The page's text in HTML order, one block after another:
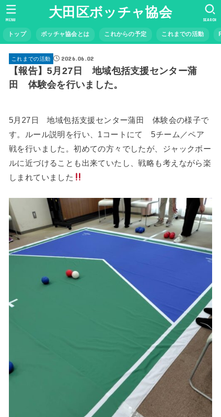
大田区ボッチャ協会
トップ ボッチャ協会とは これからの予定 これまでの活動
SEARCH
MENU
これまでの活動 2026.06.02
【報告】5月27日 地域包括支援センター蒲
田 体験会を行いました。
5月27日 地域包括支援センター蒲田 体験会の様子で
す。ルール説明を行い、1コートにて 5チーム／ペア
戦を行いました。初めての方々でしたが、ジャックボー
ルに近づけることも出来ていたし、戦略も考えながら楽
しまれていました